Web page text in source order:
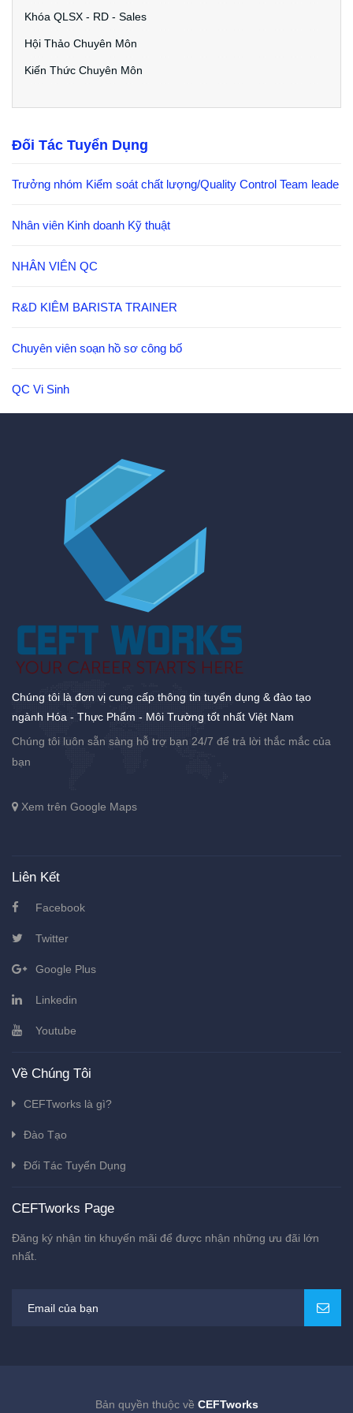
Khóa QLSX - RD - Sales
Hội Thảo Chuyên Môn
Kiến Thức Chuyên Môn
Đối Tác Tuyển Dụng
Trưởng nhóm Kiểm soát chất lượng/Quality Control Team leade
Nhân viên Kinh doanh Kỹ thuật
NHÂN VIÊN QC
R&D KIÊM BARISTA TRAINER
Chuyên viên soạn hồ sơ công bố
QC Vi Sinh
Chúng tôi là đơn vị cung cấp thông tin tuyển dụng & đào tạo
ngành Hóa - Thực Phẩm - Môi Trường tốt nhất Việt Nam
Chúng tôi luôn sẵn sàng hỗ trợ bạn 24/7 để trả lời thắc mắc của
bạn
Xem trên Google Maps
Liên Kết
Facebook
Twitter
Google Plus
Linkedin
Youtube
Về Chúng Tôi
CEFTworks là gì?
Đào Tạo
Đối Tác Tuyển Dụng
CEFTworks Page
Đăng ký nhận tin khuyến mãi để được nhận những ưu đãi lớn
nhất.
Bản quyền thuộc về CEFTworks